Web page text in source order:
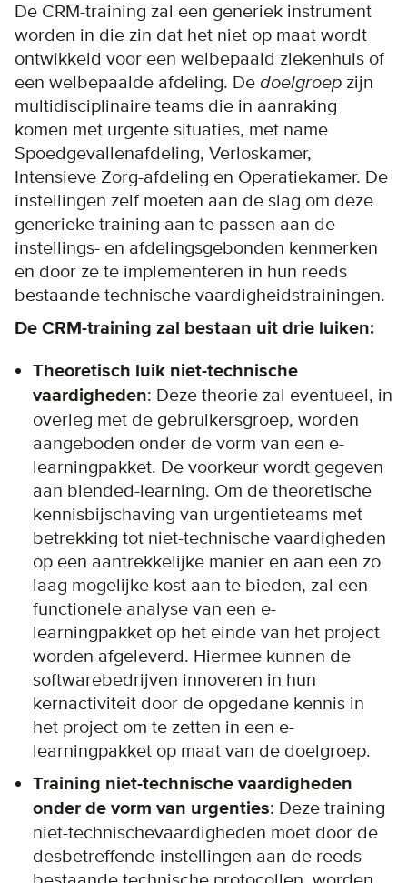
De CRM-training zal een generiek instrument
worden in die zin dat het niet op maat wordt
ontwikkeld voor een welbepaald ziekenhuis of
een welbepaalde afdeling. De doelgroep zijn
multidisciplinaire teams die in aanraking
komen met urgente situaties, met name
Spoedgevallenafdeling, Verloskamer,
Intensieve Zorg-afdeling en Operatiekamer. De
instellingen zelf moeten aan de slag om deze
generieke training aan te passen aan de
instellings- en afdelingsgebonden kenmerken
en door ze te implementeren in hun reeds
bestaande technische vaardigheidstrainingen.
De CRM-training zal bestaan uit drie luiken:
Theoretisch luik niet-technische
vaardigheden: Deze theorie zal eventueel, in
overleg met de gebruikersgroep, worden
aangeboden onder de vorm van een e-
learningpakket. De voorkeur wordt gegeven
aan blended-learning. Om de theoretische
kennisbijschaving van urgentieteams met
betrekking tot niet-technische vaardigheden
op een aantrekkelijke manier en aan een zo
laag mogelijke kost aan te bieden, zal een
functionele analyse van een e-
learningpakket op het einde van het project
worden afgeleverd. Hiermee kunnen de
softwarebedrijven innoveren in hun
kernactiviteit door de opgedane kennis in
het project om te zetten in een e-
learningpakket op maat van de doelgroep.
Training niet-technische vaardigheden
onder de vorm van urgenties: Deze training
niet-technischevaardigheden moet door de
desbetreffende instellingen aan de reeds